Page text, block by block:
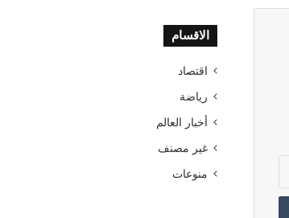
الاقسام
اقتصاد
رياضة
أخبار العالم
غير مصنف
منوعات